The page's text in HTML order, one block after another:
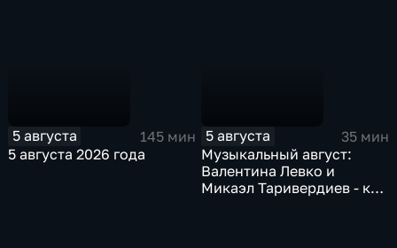
5 августа
145 мин
5 августа 2026 года
5 августа
35 мин
Музыкальный август:
Валентина Левко и
Микаэл Таривердиев - как